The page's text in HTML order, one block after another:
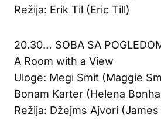
Režija: Erik Til (Eric Till)
20.30… SOBA SA
A Room with a View
Uloge: Megi Smit (Maggie
Bonam Karter (Helena
Režija: Džejms Ajvori